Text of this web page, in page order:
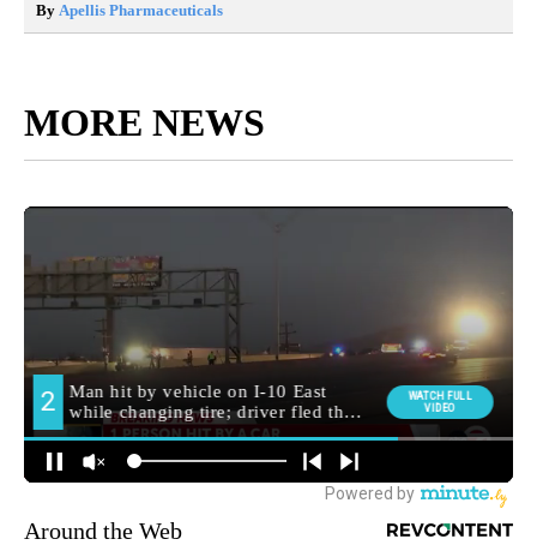
By Apellis Pharmaceuticals
MORE NEWS
Around the Web